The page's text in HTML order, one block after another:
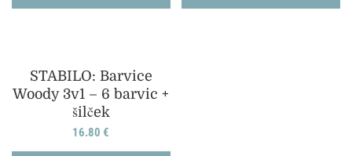
STABILO: Barvice
Woody 3v1 – 6 barvic +
šilček
16.80€